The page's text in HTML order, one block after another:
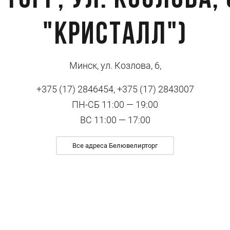
"Кристалл")
Минск, ул. Козлова, 6,
+375 (17) 2846454, +375 (17) 2843007
ПН-СБ 11:00 — 19:00
ВС 11:00 — 17:00
Все адреса Белювелирторг